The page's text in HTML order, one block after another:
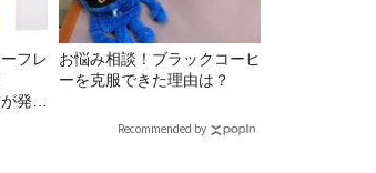
フレ
発売
お悩み相談！ブラックコーヒ
ーを克服できた理由は？
Recommended by